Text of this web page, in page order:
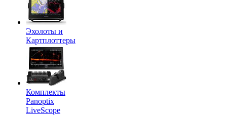
Эхолоты и
Картплоттеры
Комплекты
Panoptix
LiveScope